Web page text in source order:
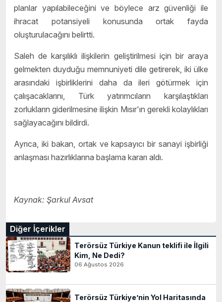
planlar yapılabileceğini ve böylece arz güvenliği ile
ihracat potansiyeli konusunda ortak fayda
oluşturulacağını belirtti.
Saleh de karşılıklı ilişkilerin geliştirilmesi için bir araya
gelmekten duyduğu memnuniyeti dile getirerek, iki ülke
arasındaki işbirliklerini daha da ileri götürmek için
çalışacaklarını, Türk yatırımcıların karşılaştıkları
zorlukların giderilmesine ilişkin Mısır'ın gerekli kolaylıkları
sağlayacağını bildirdi.
Ayrıca, iki bakan, ortak ve kapsayıcı bir sanayi işbirliği
anlaşması hazırlıklarına başlama kararı aldı.
Kaynak: Şarkul Avsat
Diğer İçerikler
Terörsüz Türkiye Kanun teklifi ile İlgili
Kim, Ne Dedi?
06 Ağustos 2026
Terörsüz Türkiye’nin Yol Haritasında